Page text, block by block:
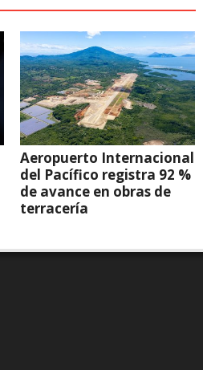
Aeropuerto Internacional
del Pacífico registra 92 %
de avance en obras de
terracería